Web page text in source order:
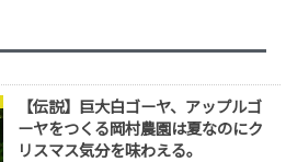
【伝説】巨大白ゴーヤ、アップルゴ
ーヤをつくる岡村農園は夏なのにク
リスマス気分を味わえる。